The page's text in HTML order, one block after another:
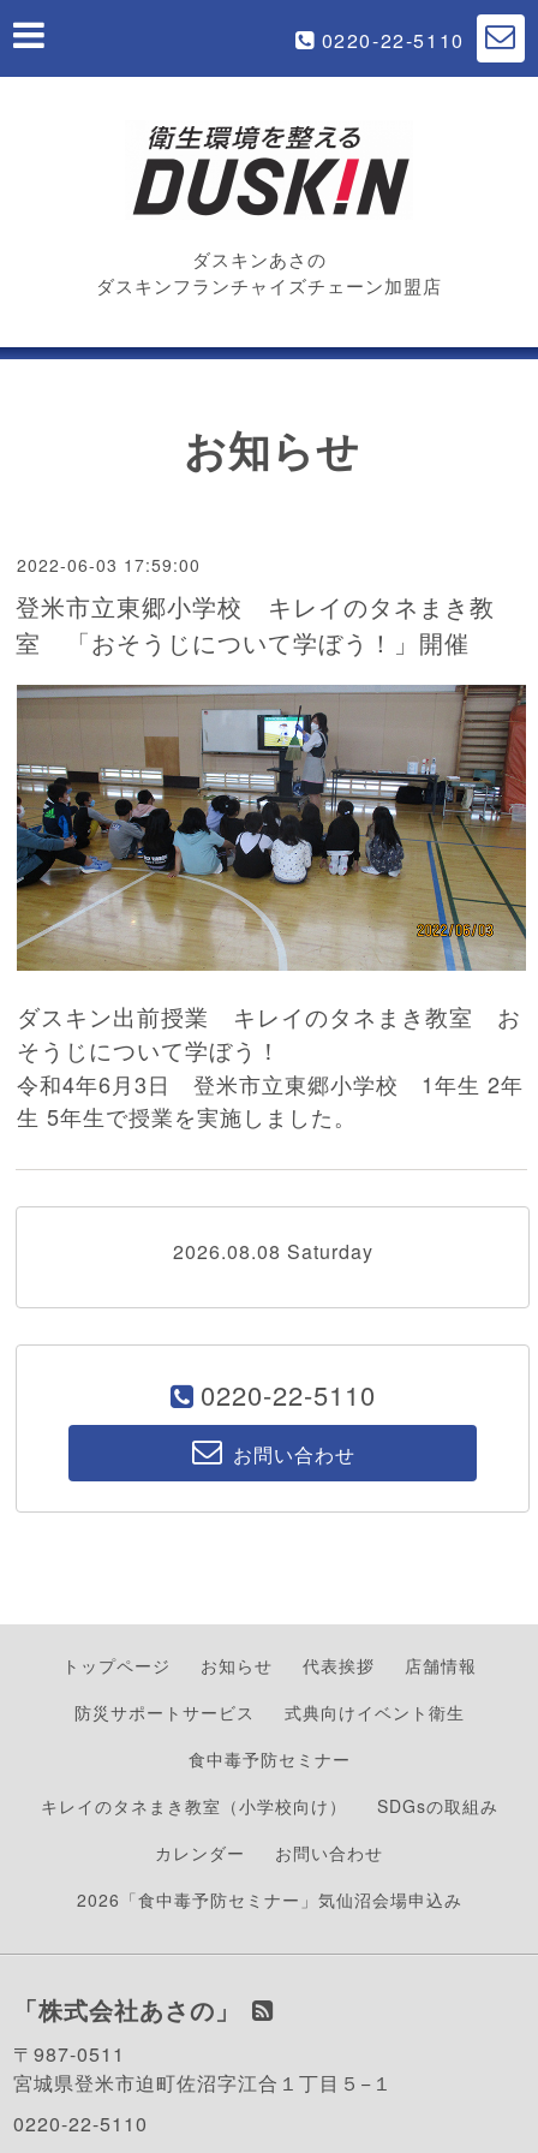
0220-22-5110
ダスキンあさの
ダスキンフランチャイズチェーン加盟店
お知らせ
2022-06-03 17:59:00
登米市立東郷小学校 キレイのタネまき教
室 「おそうじについて学ぼう！」開催
ダスキン出前授業 キレイのタネまき教室 お
そうじについて学ぼう！
令和4年6月3日 登米市立東郷小学校 1年生 2年
生 5年生で授業を実施しました。
2026.08.08 Saturday
0220-22-5110
お問い合わせ
トップページ お知らせ 代表挨拶
店舗情報
防災サポートサービス
式典向けイベント衛生
食中毒予防セミナー
キレイのタネまき教室（小学校向け）
SDGsの取組み
カレンダー
お問い合わせ
2026「食中毒予防セミナー」気仙沼会場申込み
「株式会社あさの」
〒987-0511
宮城県登米市迫町佐沼字江合１丁目５−１
0220-22-5110